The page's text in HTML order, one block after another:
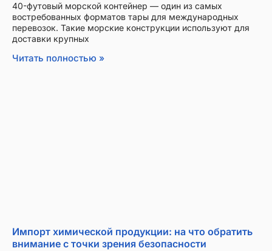
40-футовый морской контейнер — один из самых
востребованных форматов тары для международных
перевозок. Такие морские конструкции используют для
доставки крупных
Читать полностью »
Импорт химической продукции: на что обратить
внимание с точки зрения безопасности